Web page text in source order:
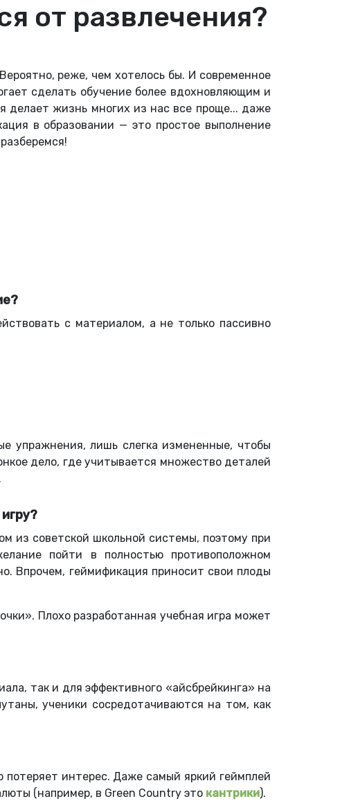
от развлечения?
реже, чем хотелось бы. И современное
сделать обучение более вдохновляющим и
делает жизнь многих из нас все проще... даже
в образовании — это простое выполнение
с материалом, а не только пассивно
упражнения, лишь слегка измененные, чтобы
дело, где учитывается множество деталей
из советской школьной системы, поэтому при
пойти в полностью противоположном
Впрочем, геймификация приносит свои плоды
Плохо разработанная учебная игра может
так и для эффективного «айсбрейкинга» на
ученики сосредотачиваются на том, как
потеряет интерес. Даже самый яркий геймплей
(например, в Green Country это кантрики).